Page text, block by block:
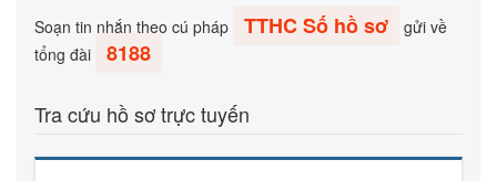
Soạn tin nhắn theo cú pháp TTHC Số hồ sơ
gửi về
tổng đài
8188
Tra cứu hồ sơ trực tuyến